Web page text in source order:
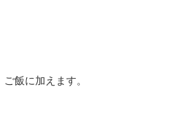
飯に加えます。